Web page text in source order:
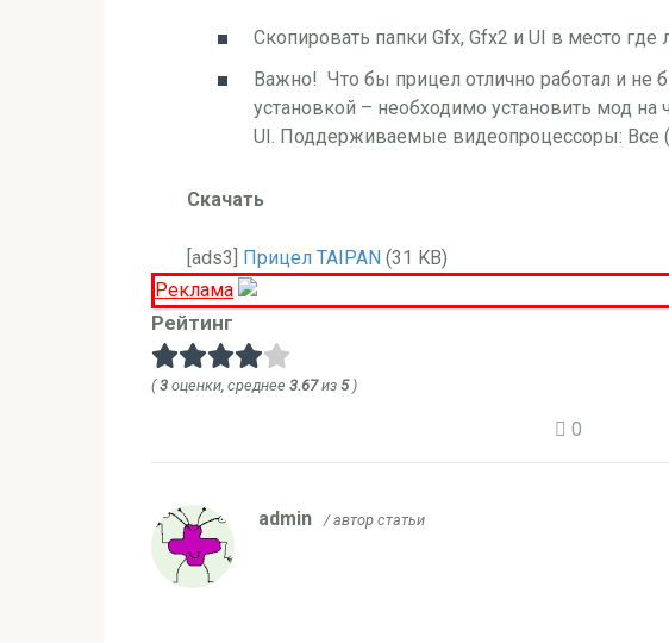
Cкопировать папки Gfx, Gfx2 и UI в место
Важно! Что бы прицел отлично работал и не
установкой – необходимо установить мод
UI. Поддерживаемые видеопроцессоры: Все
Скачать
[ads3] Прицел TAIPAN (31 KB)
Реклама
Рейтинг
(3 оценки, среднее 3.67из 5)
0
admin / автор статьи